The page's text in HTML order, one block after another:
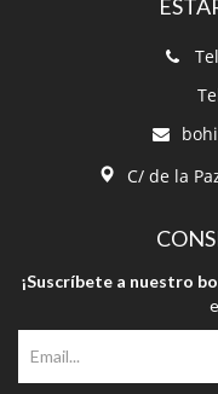
C/ de la
¡Suscríbete a nuestro